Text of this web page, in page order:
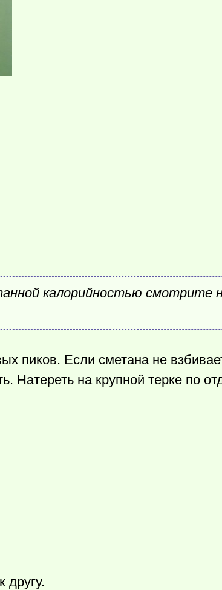
калорийностью смотрите
пиков. Если сметана не
Натереть на крупной терке по
другу.